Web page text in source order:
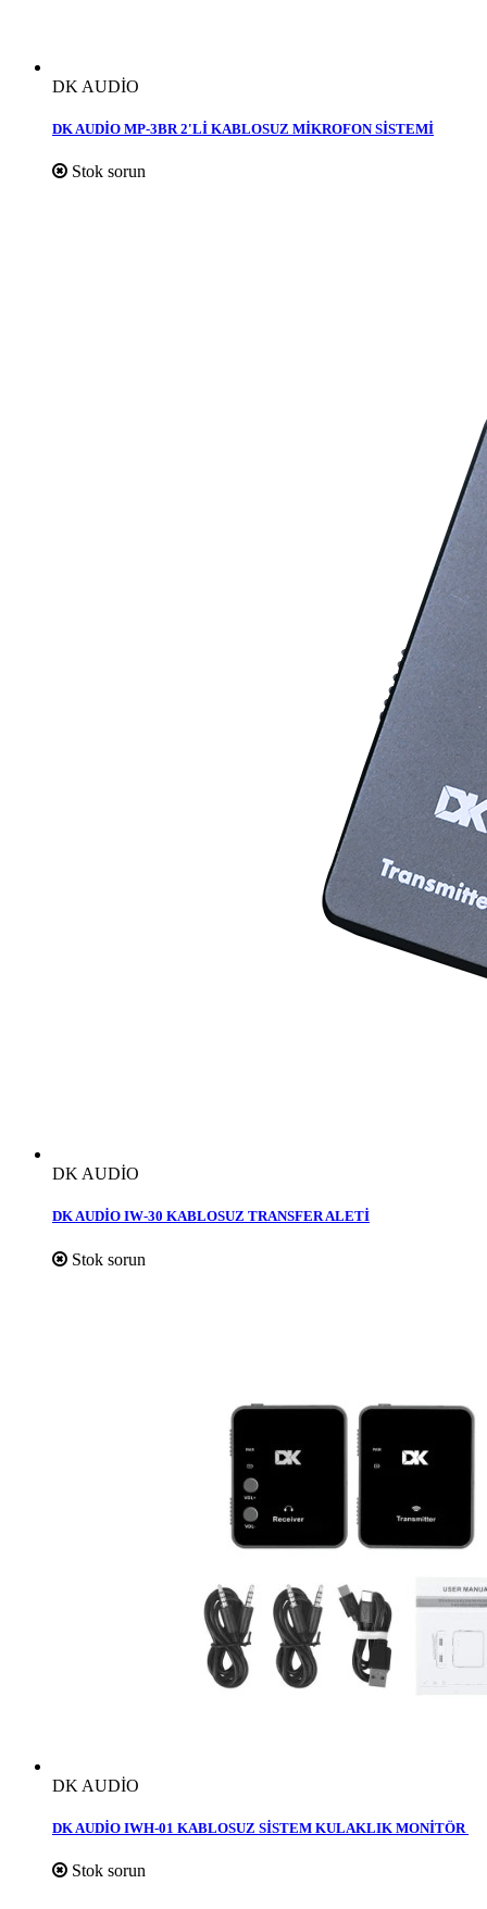
DK AUDİO
DK AUDİO MP-3BR 2'Lİ KABLOSUZ MİKROFON SİSTEMİ
Stok sorun
DK AUDİO
DK AUDİO IW-30 KABLOSUZ TRANSFER ALETİ
Stok sorun
DK AUDİO
DK AUDİO IWH-01 KABLOSUZ SİSTEM KULAKLIK MONİTÖR
Stok sorun